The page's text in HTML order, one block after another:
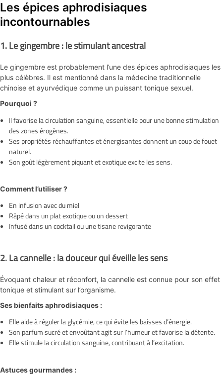
Les épices aphrodisiaques
incontournables
1.Le gingembre : le stimulant ancestral
Le gingembre est probablement l’une des épices aphrodisiaques les
plus célèbres. Il est mentionné dans la médecine traditionnelle
chinoise et ayurvédique comme un puissant tonique sexuel.
Pourquoi ?
Il favorise la circulation sanguine, essentielle pour une bonne stimulation
des zones érogènes.
Ses propriétés réchauffantes et énergisantes donnent un coup de fouet
naturel.
Son goût légèrement piquant et exotique excite les sens.
Comment l’utiliser ?
En infusion avec du miel
Râpé dans un plat exotique ou un dessert
Infusé dans un cocktail ou une tisane revigorante
2.La cannelle : la douceur qui éveille les sens
Évoquant chaleur et réconfort, la cannelle est connue pour son effet
tonique et stimulant sur l’organisme.
Ses bienfaits aphrodisiaques :
Elle aide à réguler la glycémie, ce qui évite les baisses d’énergie.
Son parfum sucré et envoûtant agit sur l’humeur et favorise la détente.
Elle stimule la circulation sanguine, contribuant à l’excitation.
Astuces gourmandes :